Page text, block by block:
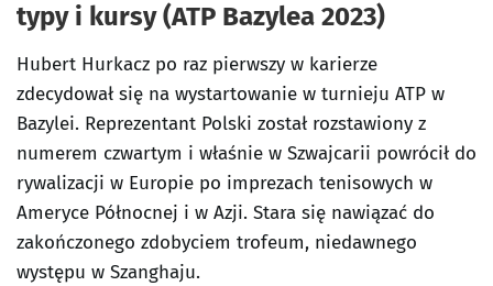
typy i kursy (ATP Bazylea 2023)
Hubert Hurkacz po raz pierwszy w karierze
zdecydował się na wystartowanie w turnieju ATP w
Bazylei. Reprezentant Polski został rozstawiony z
numerem czwartym i właśnie w Szwajcarii powrócił do
rywalizacji w Europie po imprezach tenisowych w
Ameryce Północnej i w Azji. Stara się nawiązać do
zakończonego zdobyciem trofeum, niedawnego
występu w Szanghaju.